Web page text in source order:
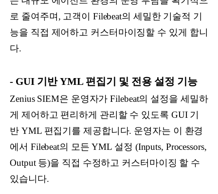
로 줄여주며, 고객이 Filebeat의 세밀한 기술적 기
능을 직접 제어하고 커스터마이징할 수 있게 합니
다.
- GUI 기반 YML 편집기 및 전용 설정 기능
Zenius SIEM은 운영자가 Filebeat의 설정을 세밀하
게 제어하고 편리하게 관리할 수 있도록 GUI 기
반 YML 편집기를 제공합니다. 운영자는 이 환경
에서 Filebeat의 모든 YML 설정 (Inputs, Processors,
Output 등)을 직접 수정하고 커스터마이징 할 수
있습니다.